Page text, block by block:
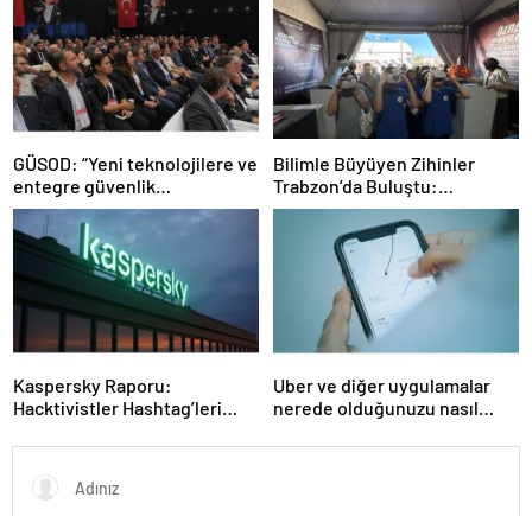
GÜSOD: “Yeni teknolojilere ve
entegre güvenlik
sistemlerine önem artacak”-
Haber Şafak
Bilimle Büyüyen Zihinler
Trabzon’da Buluştu:
STEAMFEST’te Bilim Rüzgârı
Esti!- Haber Şafak
Kaspersky Raporu:
Hacktivistler Hashtag’leri
Kullanıyor, 2025’te
Saldırılarda DDoS Öne
Çıkıyor- Haber Şafak
Uber ve diğer uygulamalar
nerede olduğunuzu nasıl